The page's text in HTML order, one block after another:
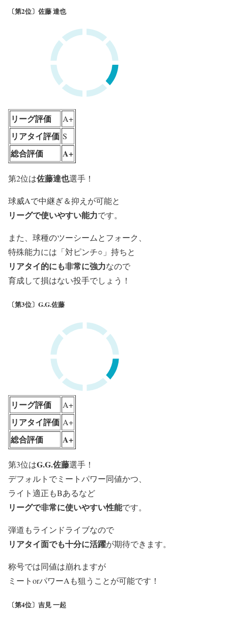
〔第2位〕佐藤 達也
リーグ評価 A+
リアタイ評価 S
総合評価 A+
第2位は佐藤達也選手！
球威Aで中継ぎ＆抑えが可能と
リーグで使いやすい能力です。
また、球種のツーシームとフォーク、
特殊能力には「対ピンチ○」持ちと
リアタイ的にも非常に強力なので
育成して損はない投手でしょう！
〔第3位〕G.G.佐藤
リーグ評価 A+
リアタイ評価 A+
総合評価 A+
第3位はG.G.佐藤選手！
デフォルトでミートパワー同値かつ、
ライト適正もBあるなど
リーグで非常に使いやすい性能です。
弾道もラインドライブなので
リアタイ面でも十分に活躍が期待できます。
称号では同値は崩れますが
ミートorパワーAも狙うことが可能です！
〔第4位〕吉見 一起